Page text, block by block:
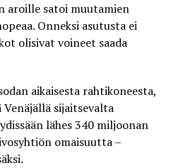
aroille satoi muutamien
Onneksi asutusta ei
olisivat voineet saada
aikaisesta rahtikoneesta,
sijaitsevalta
lähes 340 miljoonan
omaisuutta –